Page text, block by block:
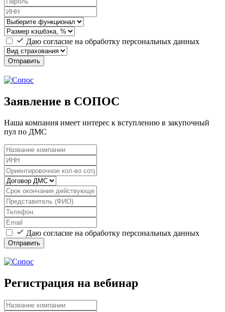
Даю согласие на обработку персональных данных
Отправить
Заявление в СОПОС
Наша компания имеет интерес к вступлению в закупочный
пул по ДМС
Даю согласие на обработку персональных данных
Отправить
Регистрация на вебинар